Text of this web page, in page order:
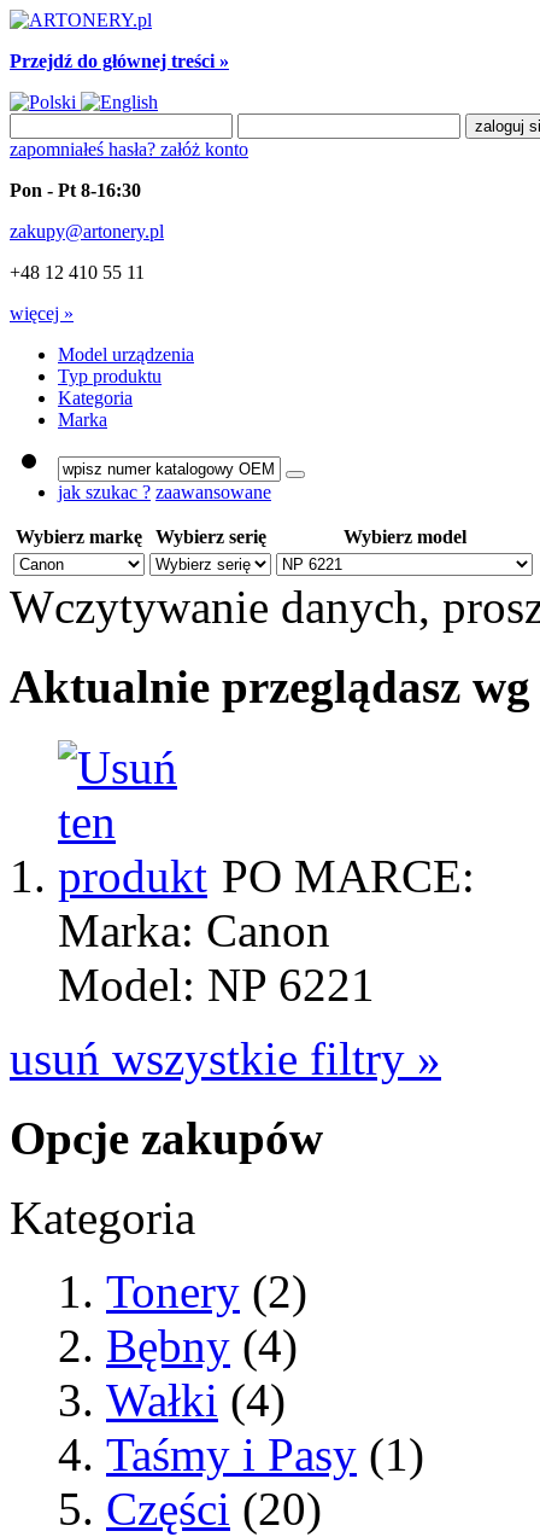
Przejdź do głównej treści »
zapomniałeś hasła? załóż konto
Pon - Pt 8-16:30
zakupy@artonery.pl
+48 12 410 55 11
więcej »
Model urządzenia
Typ produktu
Kategoria
Marka
jak szukac ? zaawansowane
Wybierz markę Wybierz serię Wybierz model
Wczytywanie danych,
Aktualnie przeglądasz wg
PO MARCE:
Marka: Canon
Model: NP 6221
usuń wszystkie filtry »
Opcje zakupów
Kategoria
Tonery (2)
Bębny (4)
Wałki (4)
Taśmy i Pasy (1)
Części (20)